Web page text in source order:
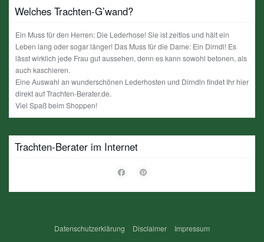
Welches Trachten-G’wand?
Ein Muss für den Herren: Die Lederhose! Sie ist zeitlos und hält ein
Leben lang oder sogar länger! Das Muss für die Dame: Ein Dirndl! Es
lässt wirklich jede Frau gut aussehen, denn es kann sowohl betonen, als
auch kaschieren.
Eine Auswahl an wunderschönen Lederhosten und Dirndln findet Ihr hier
direkt auf Trachten-Berater.de.
Viel Spaß beim Shoppen!
Trachten-Berater im Internet
Datenschutzerklärung Disclaimer Impressum